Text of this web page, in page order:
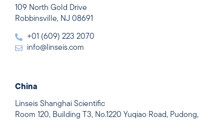
109 North Gold Drive
Robbinsville, NJ 08691
+01 (609) 223 2070
info@linseis.com
China
Linseis Shanghai Scientific
Room 120, Building T3, No.1220 Yuqiao Road, Pudong,